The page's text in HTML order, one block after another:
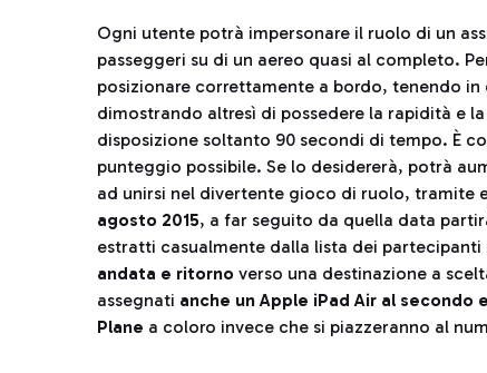
Ogni utente potrà impersonare il ruolo di un
passeggeri su di un aereo quasi al completo.
posizionare correttamente a bordo, tenendo
dimostrando altresì di possedere la rapidità e
disposizione soltanto 90 secondi di tempo. È
punteggio possibile. Se lo desidererà, potrà
ad unirsi nel divertente gioco di ruolo, tramite
agosto 2015, a far seguito da quella data
estratti casualmente dalla lista dei
andata e ritorno verso una destinazione a
assegnati anche un Apple iPad Air al
Plane a coloro invece che si piazzeranno al